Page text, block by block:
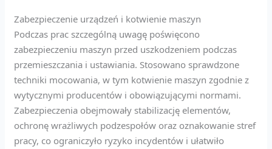
Zabezpieczenie urządzeń i kotwienie maszyn
Podczas prac szczególną uwagę poświęcono
zabezpieczeniu maszyn przed uszkodzeniem podczas
przemieszczania i ustawiania. Stosowano sprawdzone
techniki mocowania, w tym kotwienie maszyn zgodnie z
wytycznymi producentów i obowiązującymi normami.
Zabezpieczenia obejmowały stabilizację elementów,
ochronę wrażliwych podzespołów oraz oznakowanie stref
pracy, co ograniczyło ryzyko incydentów i ułatwiło